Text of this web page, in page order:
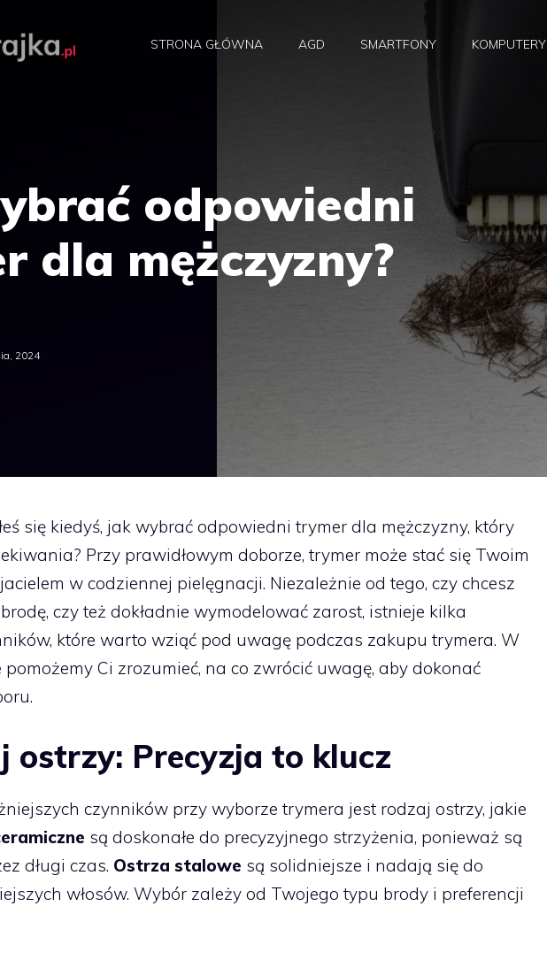
STRONA GŁÓWNA AGD SMARTFONY KOMPUTERY
odpowiedni
dla mężczyzny?
2024
się kiedyś, jak wybrać odpowiedni trymer dla mężczyzny, który
Przy prawidłowym doborze, trymer może stać się Twoim
w codziennej pielęgnacji. Niezależnie od tego, czy chcesz
czy też dokładnie wymodelować zarost, istnieje kilka
które warto wziąć pod uwagę podczas zakupu trymera. W
Ci zrozumieć, na co zwrócić uwagę, aby dokonać
ostrzy: Precyzja to klucz
czynników przy wyborze trymera jest rodzaj ostrzy, jakie
są doskonałe do precyzyjnego strzyżenia, ponieważ są
długi czas. Ostrza stalowe są solidniejsze i nadają się do
włosów. Wybór zależy od Twojego typu brody i preferencji